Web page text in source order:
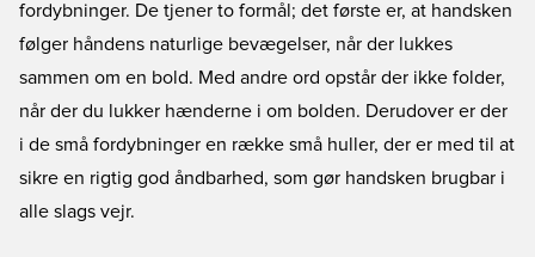
fordybninger. De tjener to formål; det første er, at handsken
følger håndens naturlige bevægelser, når der lukkes
sammen om en bold. Med andre ord opstår der ikke folder,
når der du lukker hænderne i om bolden. Derudover er der
i de små fordybninger en række små huller, der er med til at
sikre en rigtig god åndbarhed, som gør handsken brugbar i
alle slags vejr.